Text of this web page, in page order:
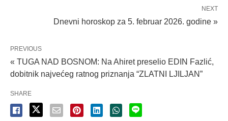
NEXT
Dnevni horoskop za 5. februar 2026. godine »
PREVIOUS
« TUGA NAD BOSNOM: Na Ahiret preselio EDIN Fazlić,
dobitnik najvećeg ratnog priznanja “ZLATNI LJILJAN”
SHARE